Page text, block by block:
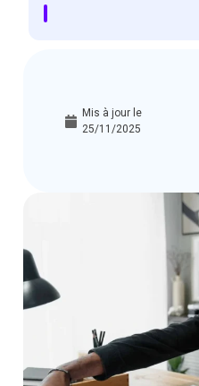
Mis à jour le
25/11/2025